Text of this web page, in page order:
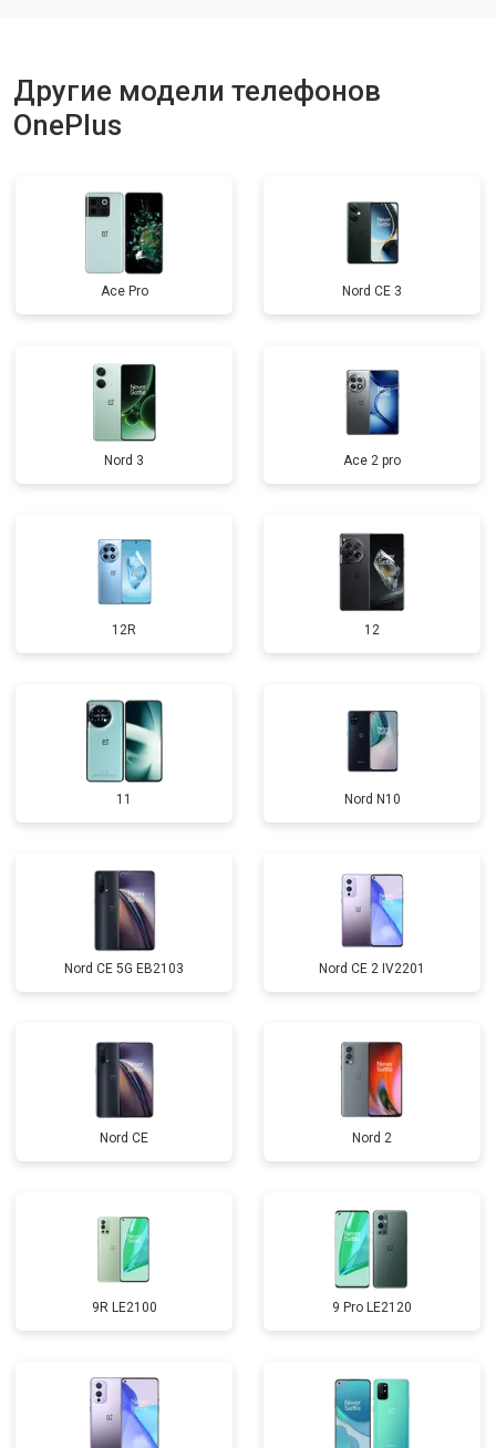
Другие модели телефонов
OnePlus
Ace Pro Nord CE 3
Nord 3 Ace 2 pro
12R 12
11 Nord N10
Nord CE 5G EB2103 Nord CE 2 IV2201
Nord CE Nord 2
9R LE2100 9 Pro LE2120